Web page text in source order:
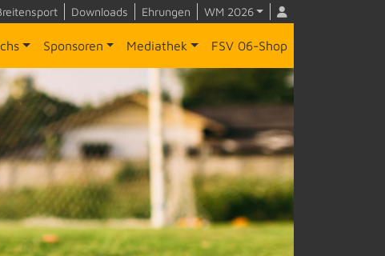
Downloads Ehrungen WM 2026
Sponsoren Mediathek FSV 06-Shop